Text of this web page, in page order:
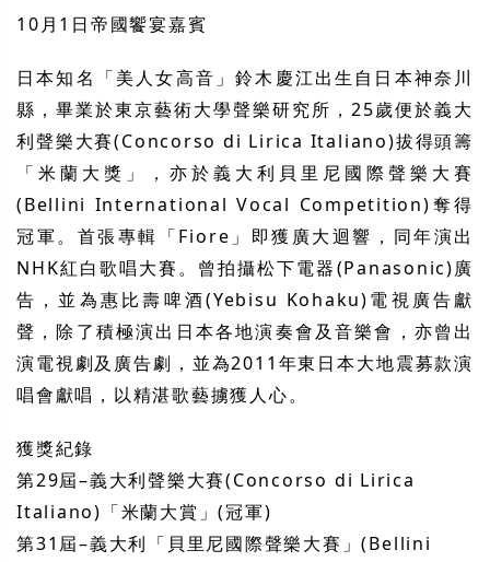
10月 1 日帝國饗宴嘉賓
日本知名「美人女高音」鈴木慶江出生自日本神奈川
縣，畢業於東京藝術大學聲樂研究所，25歲便於義大
利聲樂大賽(Concorso di Lirica Italiano)拔得頭籌
「米蘭大獎」，亦於義大利貝里尼國際聲樂大賽
(Bellini International Vocal Competition)奪得
冠軍。首張專輯「Fiore 」即獲廣大迴響，同年演出
NHK紅白歌唱大賽。曾拍攝松下電器(Panasonic)廣
告，並為惠比壽啤酒(Yebisu Kohaku)電視廣告獻
聲，除了積極演出日本各地演奏會及音樂會，亦曾出
演電視劇及廣告劇，並為2011 年東日本大地震募款演
唱會獻唱，以精湛歌藝擄獲人心。
獲獎紀錄
第29屆–義大利聲樂大賽(Concorso di Lirica
Italiano) 「米蘭大賞」(冠軍)
第31 屆–義大利「貝里尼國際聲樂大賽」(Bellini